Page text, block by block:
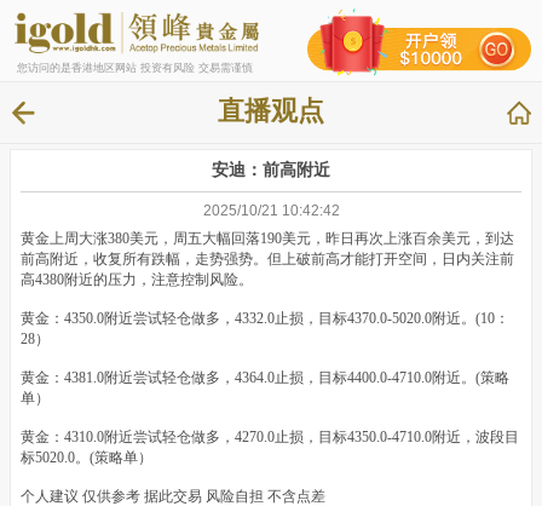
您访问的是香港地区网站 投资有风险 交易需谨慎
直播观点
安迪：前高附近
2025/10/21 10:42:42
黄金上周大涨380美元，周五大幅回落190美元，昨日再次上涨百余美元，到达
前高附近，收复所有跌幅，走势强势。但上破前高才能打开空间，日内关注前
高4380附近的压力，注意控制风险。
黄金：4350.0附近尝试轻仓做多，4332.0止损，目标4370.0-5020.0附近。(10：
28）
黄金：4381.0附近尝试轻仓做多，4364.0止损，目标4400.0-4710.0附近。(策略
单）
黄金：4310.0附近尝试轻仓做多，4270.0止损，目标4350.0-4710.0附近，波段目
标5020.0。(策略单）
个人建议 仅供参考 据此交易 风险自担 不含点差